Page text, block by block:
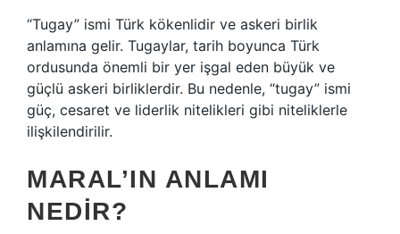
“Tugay” ismi Türk kökenlidir ve askeri birlik
anlamına gelir. Tugaylar, tarih boyunca Türk
ordusunda önemli bir yer işgal eden büyük ve
güçlü askeri birliklerdir. Bu nedenle, “tugay” ismi
güç, cesaret ve liderlik nitelikleri gibi niteliklerle
ilişkilendirilir.
MARAL’IN ANLAMI
NEDIR?